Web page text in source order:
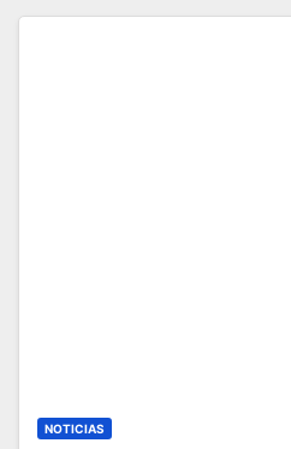
NOTICIAS